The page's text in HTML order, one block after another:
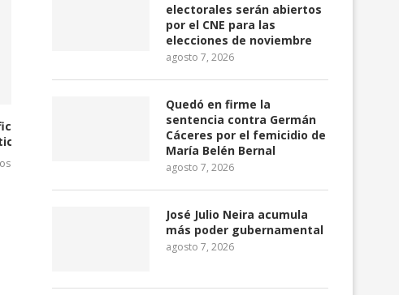
El alcalde de El Tambo con prisión
Ecuador exportará 10,8
de barriles de
electorales serán abiertos
por el CNE para las
elecciones de noviembre
agosto 7, 2026
Quedó en firme la
sentencia contra Germán
Cáceres por el femicidio de
María Belén Bernal
agosto 7, 2026
José Julio Neira acumula
más poder gubernamental
agosto 7, 2026